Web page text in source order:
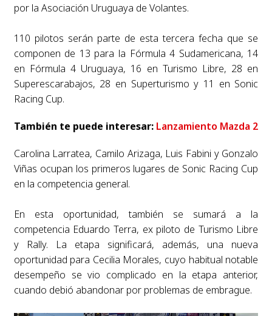
por la Asociación Uruguaya de Volantes.
110 pilotos serán parte de esta tercera fecha que se
componen de 13 para la Fórmula 4 Sudamericana, 14
en Fórmula 4 Uruguaya, 16 en Turismo Libre, 28 en
Superescarabajos, 28 en Superturismo y 11 en Sonic
Racing Cup.
También te puede interesar: Lanzamiento Mazda 2
Carolina Larratea, Camilo Arizaga, Luis Fabini y Gonzalo
Viñas ocupan los primeros lugares de Sonic Racing Cup
en la competencia general.
En esta oportunidad, también se sumará a la
competencia Eduardo Terra, ex piloto de Turismo Libre
y Rally. La etapa significará, además, una nueva
oportunidad para Cecilia Morales, cuyo habitual notable
desempeño se vio complicado en la etapa anterior,
cuando debió abandonar por problemas de embrague.